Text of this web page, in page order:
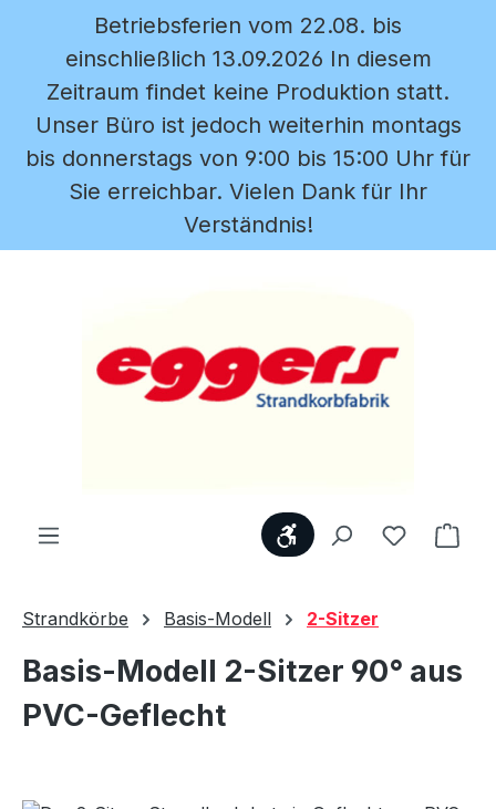
Zum Hauptinhalt springen
Betriebsferien vom 22.08. bis
einschließlich 13.09.2026 In diesem
Zeitraum findet keine Produktion statt.
Unser Büro ist jedoch weiterhin montags
bis donnerstags von 9:00 bis 15:00 Uhr für
Sie erreichbar. Vielen Dank für Ihr
Verständnis!
WerkzeugleisteDu hast 0
Strandkörbe Basis-Modell 2-Sitzer
Basis-Modell 2-Sitzer 90° aus
PVC-Geflecht